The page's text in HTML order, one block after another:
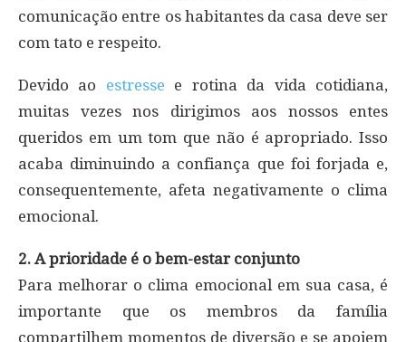
comunicação entre os habitantes da casa deve ser
com tato e respeito.
Devido ao estresse e rotina da vida cotidiana,
muitas vezes nos dirigimos aos nossos entes
queridos em um tom que não é apropriado. Isso
acaba diminuindo a confiança que foi forjada e,
consequentemente, afeta negativamente o clima
emocional.
2. A prioridade é o bem-estar conjunto
Para melhorar o clima emocional em sua casa, é
importante que os membros da família
compartilhem momentos de diversão e se apoiem